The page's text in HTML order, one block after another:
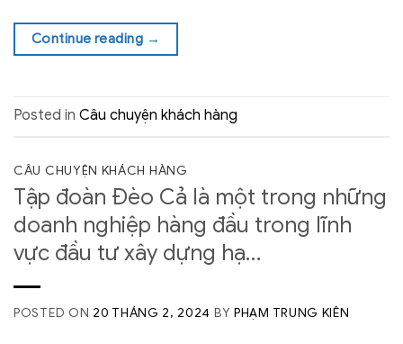
Continue reading →
Posted in Câu chuyện khách hàng
CÂU CHUYỆN KHÁCH HÀNG
Tập đoàn Đèo Cả là một trong những
doanh nghiệp hàng đầu trong lĩnh
vực đầu tư xây dựng hạ…
POSTED ON 20 THÁNG 2, 2024 BYPHẠM TRUNG KIÊN